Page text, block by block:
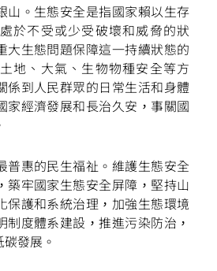
山。生態安全是指國家賴以生存
於不受或少受破壞和威脅的狀
大生態問題保障這一持續狀態的
地、大氣、生物物種安全等方
係到人民群眾的日常生活和身體
家經濟發展和長治久安，事關國
普惠的民生福祉。維護生態安全
築牢國家生態安全屏障，堅持山
保護和系統治理，加強生態環境
制度體系建設，推進污染防治，
發展。
社交媒體，緊貼最新資訊！